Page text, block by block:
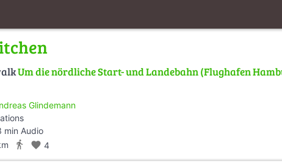
Um die nördliche Start- und Landebahn (Flughafen
Glindemann
min Audio
directions_walk favorite 4